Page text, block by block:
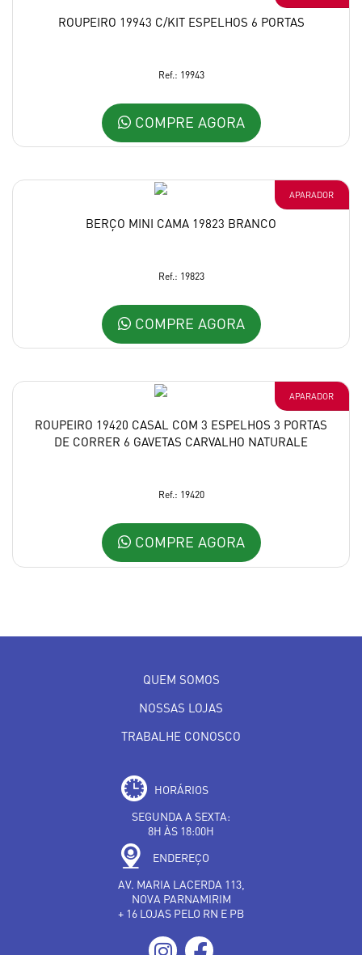
ROUPEIRO 19943 C/KIT ESPELHOS 6 PORTAS
Ref.: 19943
COMPRE AGORA
APARADOR
BERÇO MINI CAMA 19823 BRANCO
Ref.: 19823
COMPRE AGORA
APARADOR
ROUPEIRO 19420 CASAL COM 3 ESPELHOS 3 PORTAS
DE CORRER 6 GAVETAS CARVALHO NATURALE
Ref.: 19420
COMPRE AGORA
QUEM SOMOS
NOSSAS LOJAS
TRABALHE CONOSCO
HORÁRIOS
SEGUNDA A SEXTA:
8H ÀS 18:00H
ENDEREÇO
AV. MARIA LACERDA 113,
NOVA PARNAMIRIM
+ 16 LOJAS PELO RN E PB